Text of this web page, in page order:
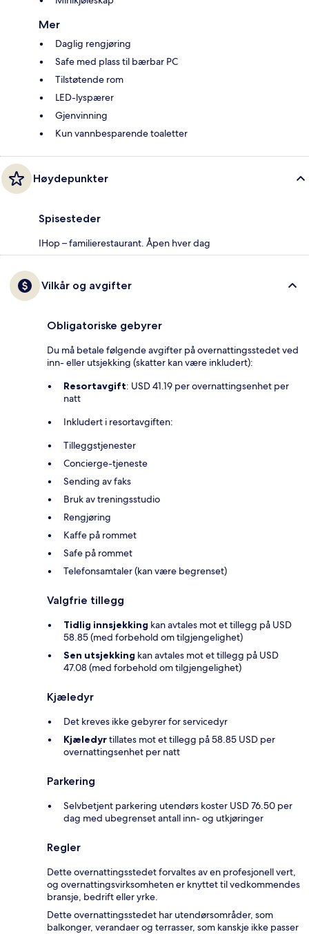
Mer
Daglig rengjøring
Safe med plass til bærbar PC
Tilstøtende rom
LED-lyspærer
Gjenvinning
Kun vannbesparende toaletter
Høydepunkter
Spisesteder
IHop – familierestaurant. Åpen hver dag
Vilkår og avgifter
Obligatoriske gebyrer
Du må betale følgende avgifter på overnattingsstedet ved
inn- eller utsjekking (skatter kan være inkludert):
Resortavgift: USD 41.19 per overnattingsenhet per
natt
Inkludert i resortavgiften:
Tilleggstjenester
Concierge-tjeneste
Sending av faks
Bruk av treningsstudio
Rengjøring
Kaffe på rommet
Safe på rommet
Telefonsamtaler (kan være begrenset)
Valgfrie tillegg
Tidlig innsjekking kan avtales mot et tillegg på USD
58.85 (med forbehold om tilgjengelighet)
Sen utsjekking kan avtales mot et tillegg på USD
47.08 (med forbehold om tilgjengelighet)
Kjæledyr
Det kreves ikke gebyrer for servicedyr
Kjæledyrtillates mot et tillegg på 58.85 USD per
overnattingsenhet per natt
Parkering
Selvbetjent parkering utendørs koster USD 76.50 per
dag med ubegrenset antall inn- og utkjøringer
Regler
Dette overnattingsstedet forvaltes av en profesjonell vert,
og overnattingsvirksomheten er knyttet til vedkommendes
bransje, bedrift eller yrke.
Dette overnattingsstedet har utendørsområder, som
balkonger, verandaer og terrasser, som kanskje ikke passer